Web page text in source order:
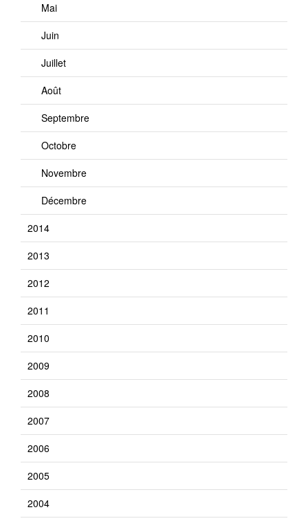
Mai
Juin
Juillet
Août
Septembre
Octobre
Novembre
Décembre
2014
2013
2012
2011
2010
2009
2008
2007
2006
2005
2004